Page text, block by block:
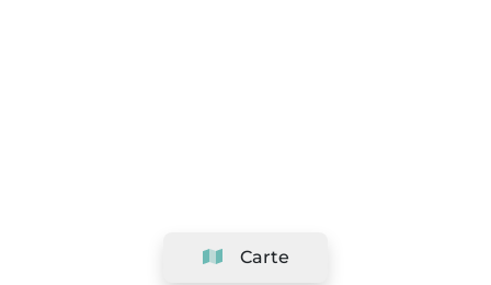
Carte